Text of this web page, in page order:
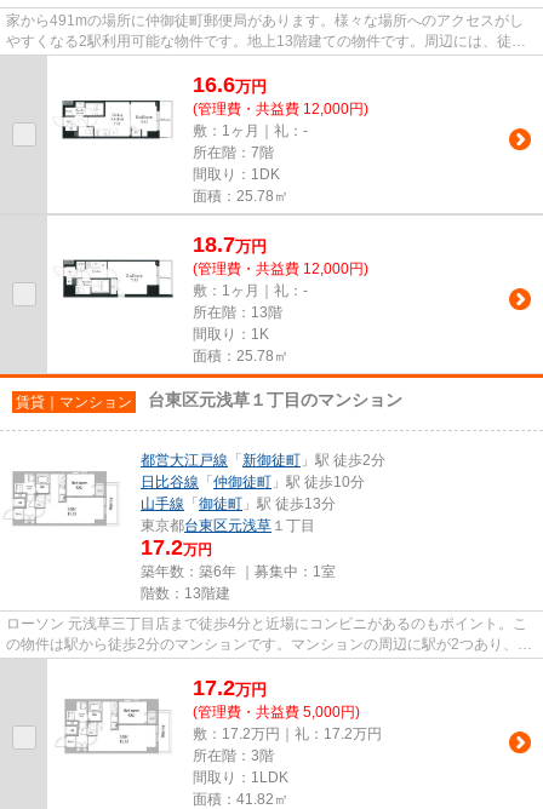
家から491mの場所に仲御徒町郵便局があります。様々な場所へのアクセスがし
やすくなる2駅利用可能な物件です。地上13階建ての物件です。周辺には、徒歩3
16.6万円
(管理費・共益費 12,000円)
敷：1ヶ月｜礼：-
所在階：7階
間取り：1DK
面積：25.78㎡
18.7万円
(管理費・共益費 12,000円)
敷：1ヶ月｜礼：-
所在階：13階
間取り：1K
面積：25.78㎡
賃貸｜マンション 台東区元浅草１丁目のマンション
都営大江戸線 「 新御徒町 」駅 徒歩2分
日比谷線 「 仲御徒町 」駅 徒歩10分
山手線 「 御徒町 」駅 徒歩13分
東京都台東区元浅草 １丁目
17.2万円
築年数：築6年 ｜募集中： 1室
階数：13階建
ローソン 元浅草三丁目店まで徒歩4分と近場にコンビニがあるのもポイント。こ
の物件は駅から徒歩2分のマンションです。マンションの周辺に駅が2つあり、よ
17.2万円
(管理費・共益費 5,000円)
敷：17.2万円｜礼：17.2万円
所在階：3階
間取り：1LDK
面積：41.82㎡